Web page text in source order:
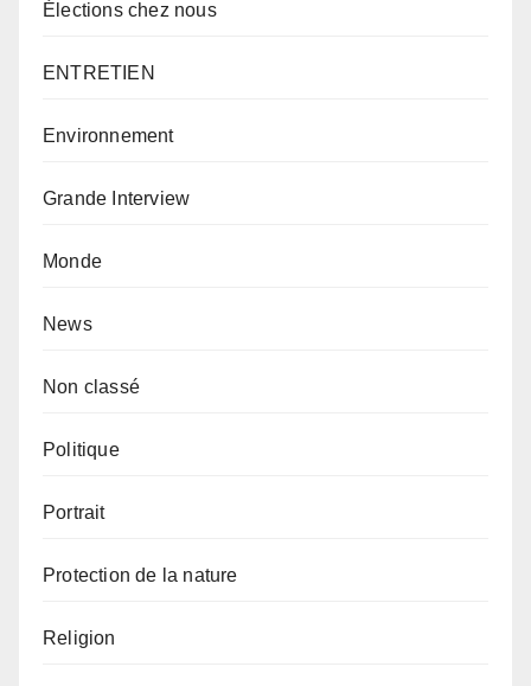
Élections chez nous
ENTRETIEN
Environnement
Grande Interview
Monde
News
Non classé
Politique
Portrait
Protection de la nature
Religion